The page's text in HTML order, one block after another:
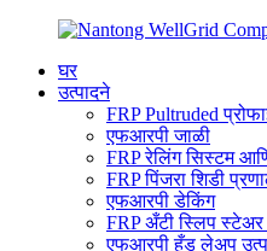
घर
उत्पादने
FRP Pultruded
एफआरपी जाळी
FRP रेलिंग सिस्टम
FRP पिंजरा शिडी
एफआरपी डेकिंग
FRP अँटी स्लिप स्टेअर
एफआरपी हँड लेअप